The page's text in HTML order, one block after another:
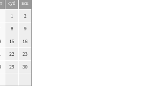
суб вск
1 2
8 9
15 16
22 23
29 30